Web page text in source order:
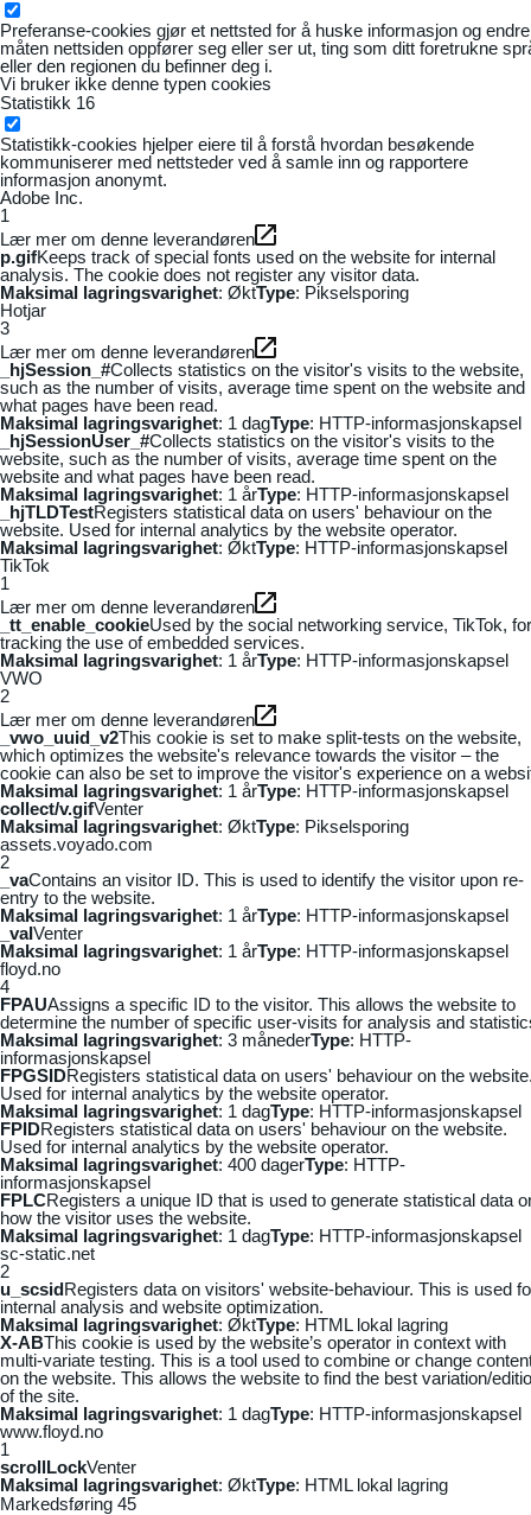
Preferanse-cookies gjør et nettsted for å huske informasjon og
måten nettsiden oppfører seg eller ser ut, ting som ditt foretrukne
eller den regionen du befinner deg i.
Vi bruker ikke denne typen cookies
Statistikk 16
Statistikk-cookies hjelper eiere til å forstå hvordan besøkende
kommuniserer med nettsteder ved å samle inn og rapportere
informasjon anonymt.
Adobe Inc.
1
Lær mer om denne leverandøren
p.gifKeeps track of special fonts used on the website for internal
analysis. The cookie does not register any visitor data.
Maksimal lagringsvarighet: ØktType: Pikselsporing
Hotjar
3
Lær mer om denne leverandøren
_hjSession_#Collects statistics on the visitor's visits to the website,
such as the number of visits, average time spent on the website and
what pages have been read.
Maksimal lagringsvarighet: 1 dagType: HTTP-informasjonskapsel
_hjSessionUser_#Collects statistics on the visitor's visits to the
website, such as the number of visits, average time spent on the
website and what pages have been read.
Maksimal lagringsvarighet: 1 årType: HTTP-informasjonskapsel
_hjTLDTestRegisters statistical data on users' behaviour on the
website. Used for internal analytics by the website operator.
Maksimal lagringsvarighet: ØktType: HTTP-informasjonskapsel
TikTok
1
Lær mer om denne leverandøren
_tt_enable_cookieUsed by the social networking service, TikTok, for
tracking the use of embedded services.
Maksimal lagringsvarighet: 1 årType: HTTP-informasjonskapsel
VWO
2
Lær mer om denne leverandøren
_vwo_uuid_v2This cookie is set to make split-tests on the website,
which optimizes the website's relevance towards the visitor – the
cookie can also be set to improve the visitor's experience on a
Maksimal lagringsvarighet: 1 årType: HTTP-informasjonskapsel
collect/v.gifVenter
Maksimal lagringsvarighet: ØktType: Pikselsporing
assets.voyado.com
2
_vaContains an visitor ID. This is used to identify the visitor upon re-
entry to the website.
Maksimal lagringsvarighet: 1 årType: HTTP-informasjonskapsel
_vaIVenter
Maksimal lagringsvarighet: 1 årType: HTTP-informasjonskapsel
floyd.no
4
FPAUAssigns a specific ID to the visitor. This allows the website to
determine the number of specific user-visits for analysis and
Maksimal lagringsvarighet: 3 månederType: HTTP-
informasjonskapsel
FPGSIDRegisters statistical data on users' behaviour on the
Used for internal analytics by the website operator.
Maksimal lagringsvarighet: 1 dagType: HTTP-informasjonskapsel
FPIDRegisters statistical data on users' behaviour on the website.
Used for internal analytics by the website operator.
Maksimal lagringsvarighet: 400 dagerType: HTTP-
informasjonskapsel
FPLCRegisters a unique ID that is used to generate statistical data
how the visitor uses the website.
Maksimal lagringsvarighet: 1 dagType: HTTP-informasjonskapsel
sc-static.net
2
u_scsidRegisters data on visitors' website-behaviour. This is used
internal analysis and website optimization.
Maksimal lagringsvarighet: ØktType: HTML lokal lagring
X-ABThis cookie is used by the website’s operator in context with
multi-variate testing. This is a tool used to combine or change
on the website. This allows the website to find the best variation/
of the site.
Maksimal lagringsvarighet: 1 dagType: HTTP-informasjonskapsel
www.floyd.no
1
scrollLockVenter
Maksimal lagringsvarighet: ØktType: HTML lokal lagring
Markedsføring 45